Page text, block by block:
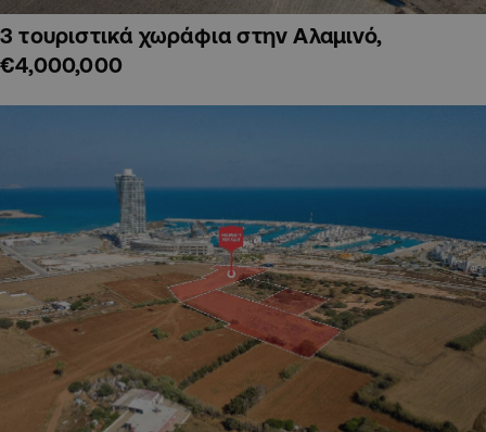
3 τουριστικά χωράφια στην Αλαμινό,
€4,000,000